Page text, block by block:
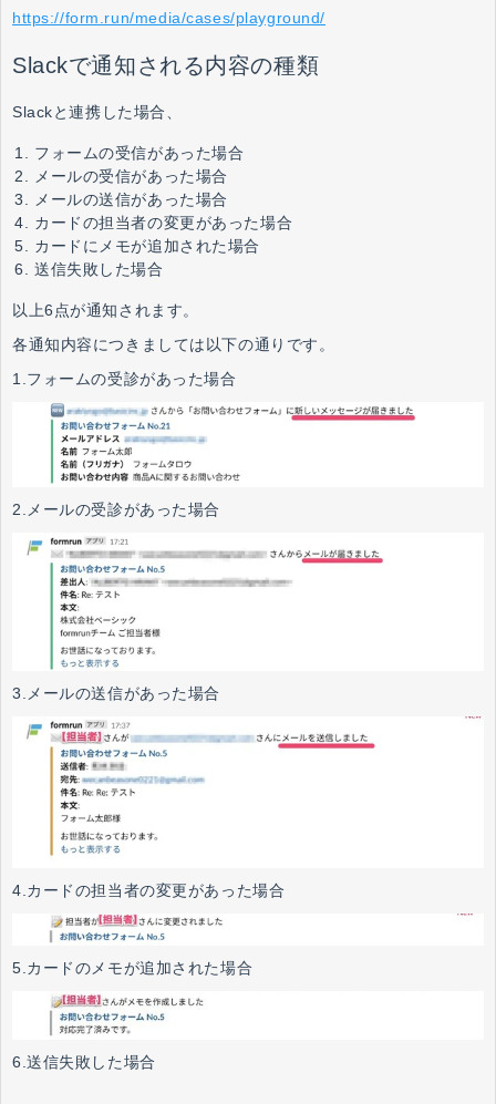
https://form.run/media/cases/playground/
Slackで通知される内容の種類
Slackと連携した場合、
フォームの受信があった場合
メールの受信があった場合
メールの送信があった場合
カードの担当者の変更があった場合
カードにメモが追加された場合
送信失敗した場合
以上6点が通知されます。
各通知内容につきましては以下の通りです。
1.フォームの受診があった場合
2.メールの受診があった場合
3.メールの送信があった場合
4.カードの担当者の変更があった場合
5.カードのメモが追加された場合
6.送信失敗した場合